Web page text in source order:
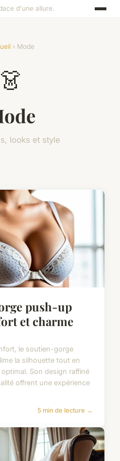
d'une allure.
› Mode
👗
looks et style
push-up
et charme
le soutien-gorge
la silhouette tout en
Son design raffiné
offrent une expérience
5 min de lecture →